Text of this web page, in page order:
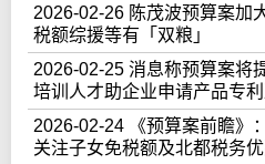
2026-02-26 陈茂波预算案
税额综援等有「双粮」
2026-02-25 消息称预算案
培训人才助企业申请产品专
2026-02-24 《预算案前瞻
关注子女免税额及北都税务